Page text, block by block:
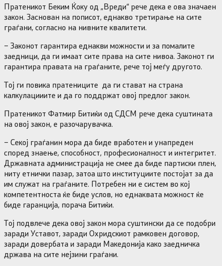
Пратеникот Беким Ќоку од „Вреди“ рече дека е ова значаен
закон. Заснован на пописот, еднакво третирање на сите
граѓани, согласно на нивните квалитети.
– Законот гарантира еднакви можности и за помалите
заедници, да ги имаат сите права на сите нивоа. Законот ги
гарантира правата на граѓаните, рече тој меѓу другото.
Тој ги повика пратениците да ги стават на страна
калкулацииите и да го поддржат овој предлог закон.
Пратеникот Фатмир Битиќи од СДСМ рече дека суштината
на овој закон, е разочарувачка.
– Секој граѓанин мора да биде вработен и унапреден
според знаење, способност, професионалност и интегритет.
Државната администрација не смее да биде партиски плен,
ниту етнички пазар, затоа што институциите постојат за да
им служат на граѓаните. Потребен ни е систем во кој
компетентноста ќе биде услов, но еднаквата можност ќе
биде гаранција, порача Битиќи.
Тој подвлече дека овој закон мора суштински да се подобри
заради Уставот, заради Охридскиот рамковен договор,
заради довербата и заради Македонија како заедничка
држава на сите нејзини граѓани.